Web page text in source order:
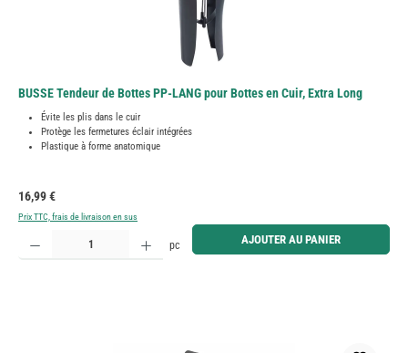
BUSSE Tendeur de Bottes PP-LANG pour Bottes en Cuir, Extra Long
Évite les plis dans le cuir
Protège les fermetures éclair intégrées
Plastique à forme anatomique
Prix régulier :
16,99 €
Prix TTC, frais de livraison en sus
Quantité de produit : Entrez la quantité souhaitée ou utilisez les boutons pour augmenter ou
pc AJOUTER AU PANIER